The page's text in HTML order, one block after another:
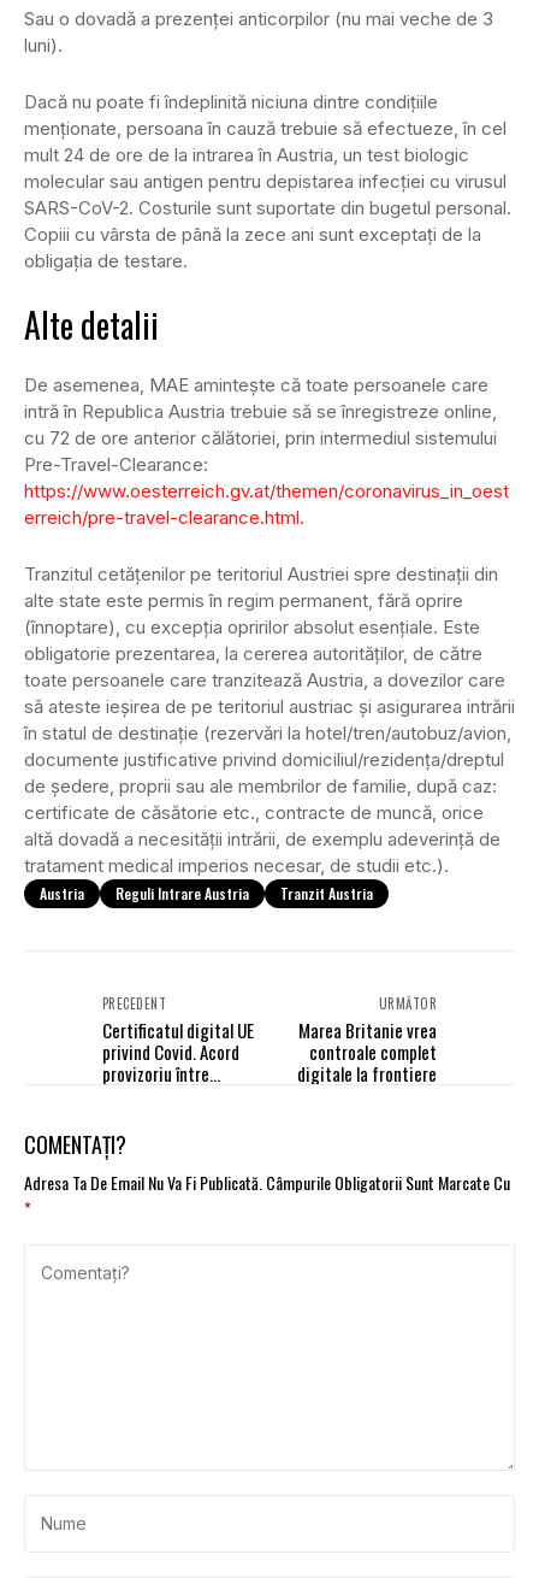
Sau o dovadă a prezenței anticorpilor (nu mai veche de 3
luni).
Dacă nu poate fi îndeplinită niciuna dintre condițiile
menționate, persoana în cauză trebuie să efectueze, în cel
mult 24 de ore de la intrarea în Austria, un test biologic
molecular sau antigen pentru depistarea infecției cu virusul
SARS-CoV-2. Costurile sunt suportate din bugetul personal.
Copiii cu vârsta de până la zece ani sunt exceptați de la
obligația de testare.
Alte detalii
De asemenea, MAE amintește că toate persoanele care
intră în Republica Austria trebuie să se înregistreze online,
cu 72 de ore anterior călătoriei, prin intermediul sistemului
Pre-Travel-Clearance:
https://www.oesterreich.gv.at/themen/coronavirus_in_oest
erreich/pre-travel-clearance.html.
Tranzitul cetățenilor pe teritoriul Austriei spre destinații din
alte state este permis în regim permanent, fără oprire
(înnoptare), cu excepția opririlor absolut esențiale. Este
obligatorie prezentarea, la cererea autorităților, de către
toate persoanele care tranzitează Austria, a dovezilor care
să ateste ieșirea de pe teritoriul austriac și asigurarea intrării
în statul de destinație (rezervări la hotel/tren/autobuz/avion,
documente justificative privind domiciliul/rezidenţa/dreptul
de şedere, proprii sau ale membrilor de familie, după caz:
certificate de căsătorie etc., contracte de muncă, orice
altă dovadă a necesității intrării, de exemplu adeverință de
tratament medical imperios necesar, de studii etc.).
Austria Reguli Intrare Austria Tranzit Austria
PRECEDENT
Certificatul digital UE
privind Covid. Acord
provizoriu între
URMĂTOR
Marea Britanie vrea
controale complet
digitale la frontiere
COMENTAȚI?
Adresa Ta De Email Nu Va Fi Publicată. Câmpurile Obligatorii Sunt Marcate Cu
*